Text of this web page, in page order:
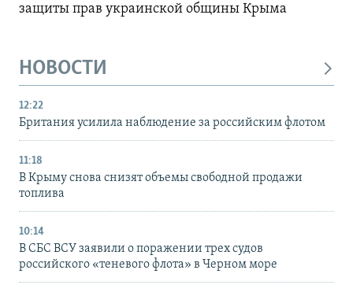
защиты прав украинской общины Крыма
НОВОСТИ
12:22
Британия усилила наблюдение за российским флотом
11:18
В Крыму снова снизят объемы свободной продажи
топлива
10:14
В СБС ВСУ заявили о поражении трех судов
российского «теневого флота» в Черном море